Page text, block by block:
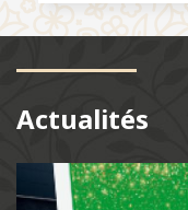
Actualités